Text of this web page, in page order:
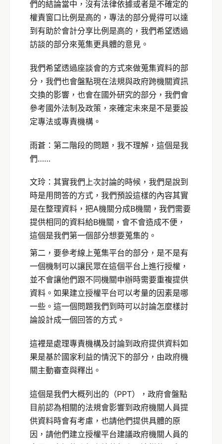
們的結論當中，沒有法律依據或者是不確定的
權責窗口比例是高的，專法的部分覺得可以達
到有助於會計分享比例是高的，我們希望透過
訪談的部分來蒐集更具體的意見。
我們希望透過座談會的方式來做蒐集資料的部
分，我們也會盤點現在法規與政府跨機關資訊
交換的影響，也會在國外研究的部分，我們會
參考國外法制及政策，來確定未來是不是要設
定專法或專責機構。
雨蒼：第二階段的問題，我不理解，這個是我
們……
文玲：其實我們上次討論的時候，我們是說到
時是用問答的方式，我們預設這樣的內容其實
是在整理資料，把A機關分成B機關，我們需要
提供相同的資料給B機關，會不會造成不便，
這個是我們第一個部分想要蒐集的。
第二，要參考線上蒐集平台的部分，是不是有
一個機制可以讓民眾在這個平台上進行授權，
並不會讓他們跟不同機關申辦時需要重複提供
資料。如果建立授權平台可以考量的因素是哪
一些。這一個問題我們到時可以討論怎麼樣討
論設計成一個回答的方式。
這裡是處理專責機構及討論到政府提供資料如
果是基於國家利益的情況下的部分，由政府機
關主動審查與釋出。
這個是我們大概列出的（PPT），政府會盤點
目前認為相關的法規會影響到政府機關人員提
供資料時會有考慮，也請他們提供具體的原
因，請他們建立授權平台建議政府機關人員的